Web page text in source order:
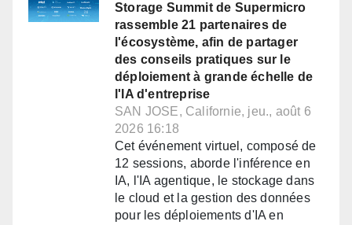
Storage Summit de Supermicro
rassemble 21 partenaires de
l'écosystème, afin de partager
des conseils pratiques sur le
déploiement à grande échelle de
l'IA d'entreprise
SAN JOSE, Californie, jeu., août 6
2026 16:18
Cet événement virtuel, composé de
12 sessions, aborde l'inférence en
IA, l'IA agentique, le stockage dans
le cloud et la gestion des données
pour les déploiements d'IA en